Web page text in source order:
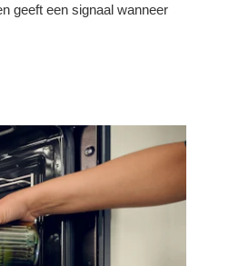
geeft een signaal wanneer